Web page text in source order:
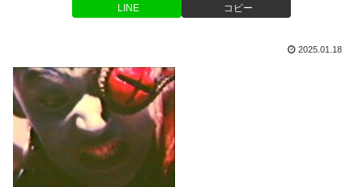
LINE コピー
2025.01.18